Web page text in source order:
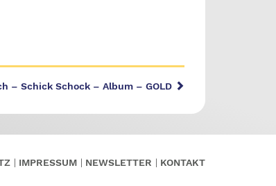
– Schick Schock – Album – GOLD
IMPRESSUM NEWSLETTER KONTAKT